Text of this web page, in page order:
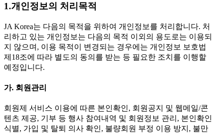
1.개인정보의 처리목적
JA Korea는 다음의 목적을 위하여 개인정보를 처리합니다. 처
리하고 있는 개인정보는 다음의 목적 이외의 용도로는 이용되
지 않으며, 이용 목적이 변경되는 경우에는 개인정보 보호법
제18조에 따라 별도의 동의를 받는 등 필요한 조치를 이행할
예정입니다.
가. 회원관리
회원제 서비스 이용에 따른 본인확인, 회원공지 및 웹메일/콘
텐츠 제공, 기부 등 행사 참여내역 및 회원정보 관리, 본인확인
식별, 가입 및 탈퇴 의사 확인, 불량회원 부정 이용 방지, 불만